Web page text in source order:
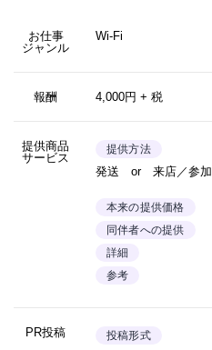
お仕事
ジャンル
Wi-Fi
報酬 4,000円 + 税
提供商品
サービス
提供方法
発送 or 来店／参加
本来の提供価格
同伴者への提供
詳細
参考
PR投稿 投稿形式